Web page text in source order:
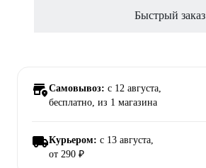
Быстрый заказ
Самовывоз: c 12 августа,
бесплатно, из 1 магазина
Курьером: c 13 августа,
от 290 ₽